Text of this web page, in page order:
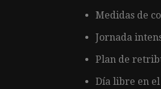
Medidas de
Jornada
Plan de
Día libre en